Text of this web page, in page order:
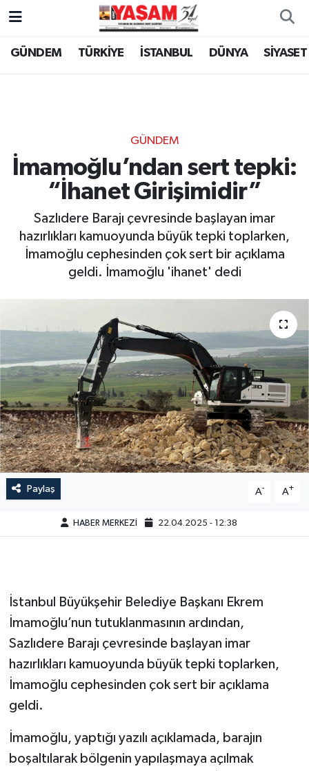
GÜNDEM TÜRKİYE İSTANBUL DÜNYA SİYASET
GÜNDEM
İmamoğlu’ndan sert tepki:
“İhanet Girişimidir”
Sazlıdere Barajı çevresinde başlayan imar
hazırlıkları kamuoyunda büyük tepki toplarken,
İmamoğlu cephesinden çok sert bir açıklama
geldi. İmamoğlu 'ihanet' dedi
Paylaş A- A+
HABER MERKEZİ 22.04.2025 - 12:38
İstanbul Büyükşehir Belediye Başkanı Ekrem
İmamoğlu’nun tutuklanmasının ardından,
Sazlıdere Barajı çevresinde başlayan imar
hazırlıkları kamuoyunda büyük tepki toplarken,
İmamoğlu cephesinden çok sert bir açıklama
geldi.
İmamoğlu, yaptığı yazılı açıklamada, barajın
boşaltılarak bölgenin yapılaşmaya açılmak